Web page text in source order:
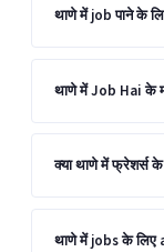
थाणे में job पाने के
थाणे में Job Hai के
क्या थाणे में फ्रेशर्स
थाणे में jobs के लिए